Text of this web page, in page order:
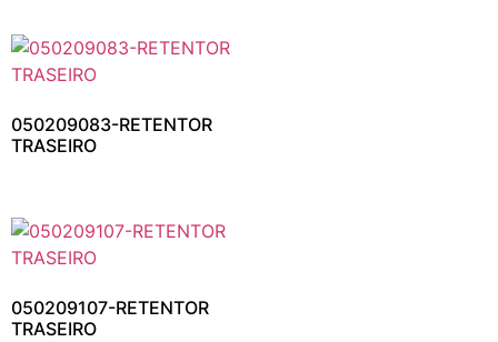
050209083-RETENTOR
TRASEIRO
050209107-RETENTOR
TRASEIRO